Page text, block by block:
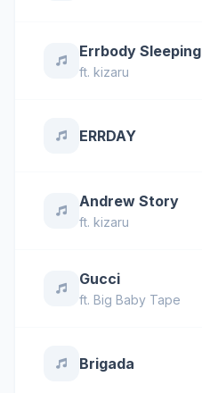
Errbody Sleeping
ft. kizaru
ERRDAY
Andrew Story
ft. kizaru
Gucci
ft. Big Baby Tape
Brigada